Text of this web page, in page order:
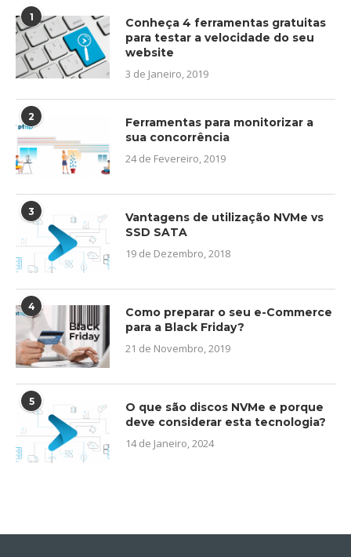
1
Conheça 4 ferramentas gratuitas
para testar a velocidade do seu
website
3 de Janeiro, 2019
2
Ferramentas para monitorizar a
sua concorrência
24 de Fevereiro, 2019
3
Vantagens de utilização NVMe vs
SSD SATA
19 de Dezembro, 2018
4
Como preparar o seu e-Commerce
para a Black Friday?
21 de Novembro, 2019
5
O que são discos NVMe e porque
deve considerar esta tecnologia?
14 de Janeiro, 2024